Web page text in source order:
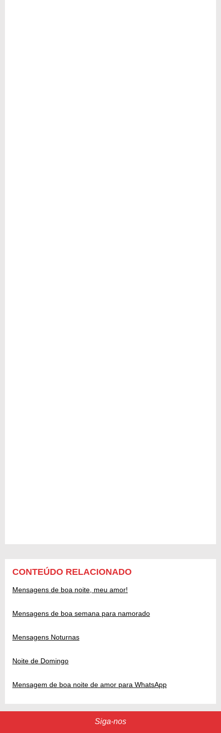
CONTEÚDO RELACIONADO
Mensagens de boa noite, meu amor!
Mensagens de boa semana para namorado
Mensagens Noturnas
Noite de Domingo
Mensagem de boa noite de amor para WhatsApp
Siga-nos